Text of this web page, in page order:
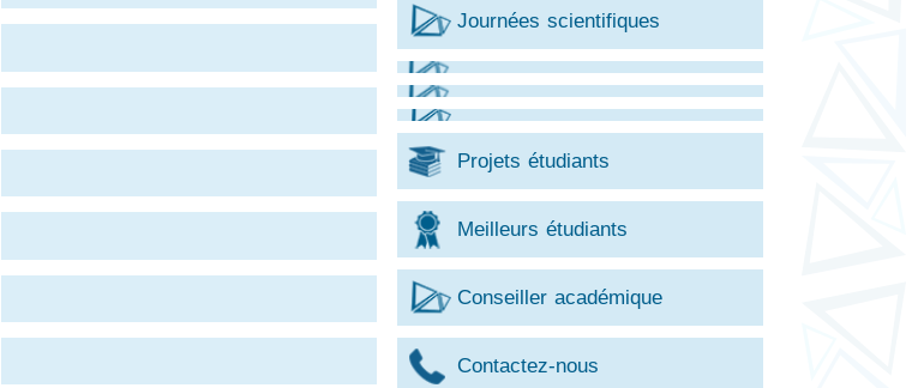
Journées scientifiques
Projets étudiants
Meilleurs étudiants
Conseiller académique
Contactez-nous